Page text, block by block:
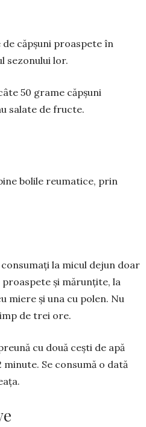
căpșuni proas­pete în
sezonului lor.
50 grame căp­șuni
salate de fructe.
bo­lile reuma­tice, prin
la micul dejun doar
și mărunțite, la
mie­re și una cu polen. Nu
de trei ore.
cu două cești de apă
Se consumă o dată